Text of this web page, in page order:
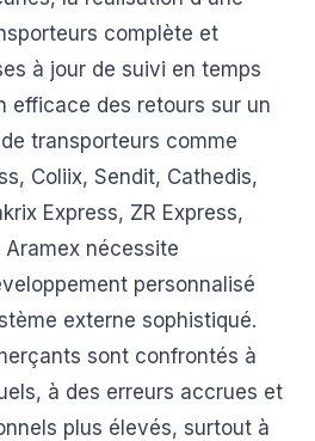
complète et
à jour de suivi en temps
efficace des retours sur un
transporteurs comme
Coliix, Sendit, Cathedis,
Express, ZR Express,
nécessite
personnalisé
externe sophistiqué.
sont confrontés à
à des erreurs accrues et
plus élevés, surtout à